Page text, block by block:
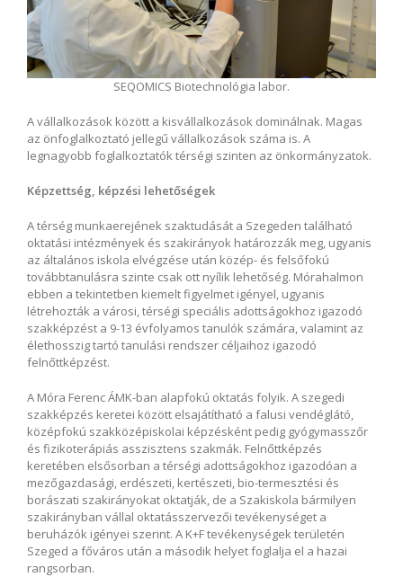
SEQOMICS Biotechnológia labor.
A vállalkozások között a kisvállalkozások dominálnak. Magas
az önfoglalkoztató jellegű vállalkozások száma is. A
legnagyobb foglalkoztatók térségi szinten az önkormányzatok.
Képzettség, képzési lehetőségek
A térség munkaerejének szaktudását a Szegeden található
oktatási intézmények és szakirányok határozzák meg, ugyanis
az általános iskola elvégzése után közép- és felsőfokú
továbbtanulásra szinte csak ott nyílik lehetőség. Mórahalmon
ebben a tekintetben kiemelt figyelmet igényel, ugyanis
létrehozták a városi, térségi speciális adottságokhoz igazodó
szakképzést a 9-13 évfolyamos tanulók számára, valamint az
élethosszig tartó tanulási rendszer céljaihoz igazodó
felnőttképzést.
A Móra Ferenc ÁMK-ban alapfokú oktatás folyik. A szegedi
szakképzés keretei között elsajátítható a falusi vendéglátó,
középfokú szakközépiskolai képzésként pedig gyógymasszőr
és fizikoterápiás asszisztens szakmák. Felnőttképzés
keretében elsősorban a térségi adottságokhoz igazodóan a
mezőgazdasági, erdészeti, kertészeti, bio-termesztési és
borászati szakirányokat oktatják, de a Szakiskola bármilyen
szakirányban vállal oktatásszervezői tevékenységet a
beruházók igényei szerint. A K+F tevékenységek területén
Szeged a főváros után a második helyet foglalja el a hazai
rangsorban.